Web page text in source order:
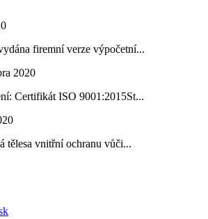
firemní verze výpočetní...
2020
Certifikát ISO 9001:2015St...
tělesa vnitřní ochranu vůči...